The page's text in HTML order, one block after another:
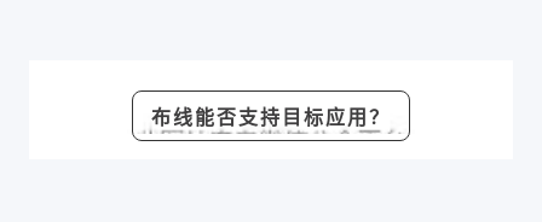
布线能否支持目标应用？